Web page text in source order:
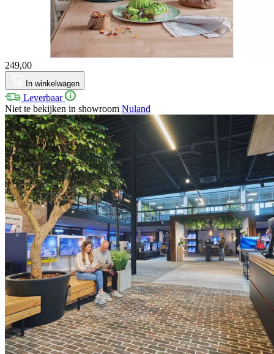
249,00
In winkelwagen
Leverbaar
Niet te bekijken in showroom Nuland